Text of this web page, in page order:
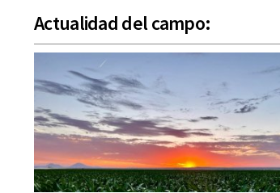
Actualidad del campo: